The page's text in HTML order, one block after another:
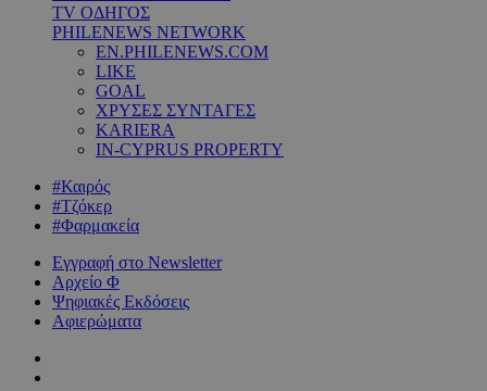
TV ΟΔΗΓΟΣ
PHILENEWS NETWORK
EN.PHILENEWS.COM
LIKE
GOAL
ΧΡΥΣΕΣ ΣΥΝΤΑΓΕΣ
KARIERA
IN-CYPRUS PROPERTY
#Καιρός
#Τζόκερ
#Φαρμακεία
Εγγραφή στο Newsletter
Αρχείο Φ
Ψηφιακές Εκδόσεις
Αφιερώματα